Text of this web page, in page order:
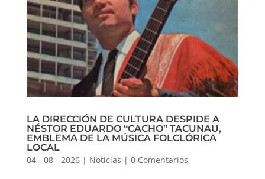
LA DIRECCIÓN DE CULTURA DESPIDE A
NÉSTOR EDUARDO “CACHO” TACUNAU,
EMBLEMA DE LA MÚSICA FOLCLÓRICA
LOCAL
04 - 08 - 2026| Noticias | 0 Comentarios